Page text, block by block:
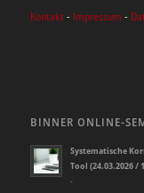
Kontakt - Impressum -
BINNER ONLINE-
Systematische
Tool (24.03.2026 /
-